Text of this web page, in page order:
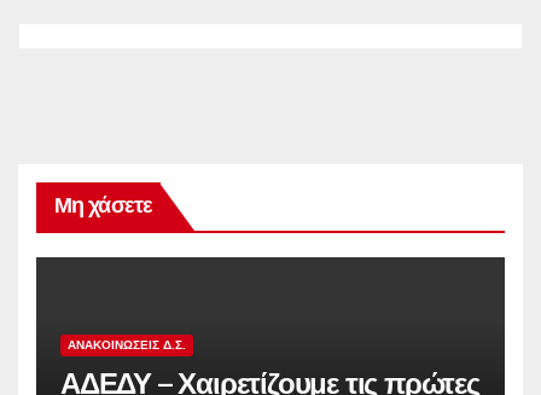
Μη χάσετε
ΑΝΑΚΟΙΝΏΣΕΙΣ Δ.Σ.
ΑΔΕΔΥ – Χαιρετίζουμε τις πρώτες